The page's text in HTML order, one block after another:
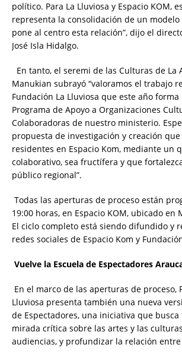
político. Para La Lluviosa y Espacio KOM,
representa la consolidación de un
pone al centro esta relación”, dijo el
José Isla Hidalgo.
En tanto, el seremi de las Culturas de La
Manukian subrayó “valoramos el trabajo
Fundación La Lluviosa que este año
Programa de Apoyo a Organizaciones
Colaboradoras de nuestro ministerio.
propuesta de investigación y creación
residentes en Espacio Kom, mediante un
colaborativo, sea fructífera y que
público regional”.
Todas las aperturas de proceso están
19:00 horas, en Espacio KOM, ubicado en
El ciclo completo está siendo difundido y
redes sociales de Espacio Kom y
Vuelve la Escuela de Espectadores
En el marco de las aperturas de proceso,
Lluviosa presenta también una nueva
de Espectadores, una iniciativa que
mirada crítica sobre las artes y las
audiencias, y profundizar la relación